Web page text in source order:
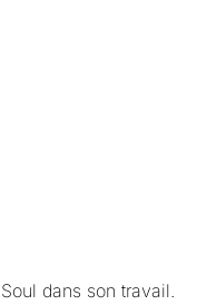
dans son travail.